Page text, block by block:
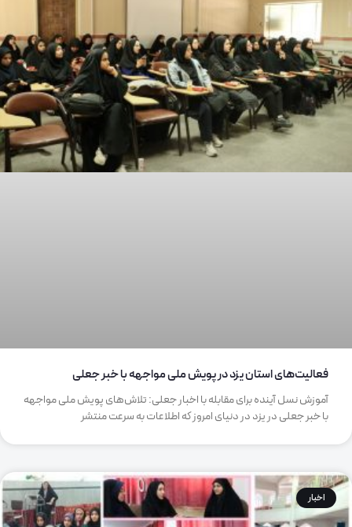
فعالیت‌های استان یزد در پویش ملی مواجهه با خبر جعلی
آموزش نسل آینده برای مقابله با اخبار جعلی: تلاش‌های پویش ملی مواجهه
با خبر جعلی در یزد در دنیای امروز که اطلاعات به سرعت منتشر
اخبار